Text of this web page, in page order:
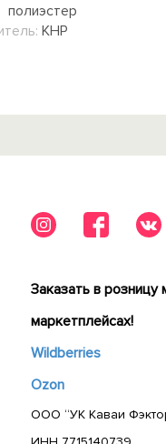
полиэстер
КНР
Заказать в
маркетплейсах!
Wildberries
Ozon
ООО “УК Каваи